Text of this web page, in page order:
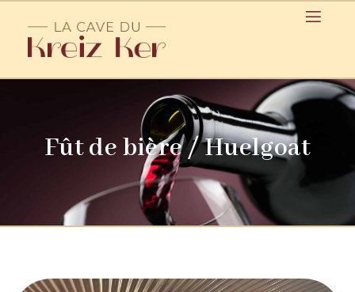
Fût de bière / Huelgoat